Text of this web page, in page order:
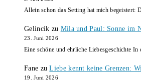
Allein schon das Setting hat mich
Gelincik zu Mila und Paul: Sonne im
23. Juni 2026
Eine schöne und ehrliche Liebesgeschichte
Fane zuLiebe kennt keine Grenzen:
19. Juni 2026